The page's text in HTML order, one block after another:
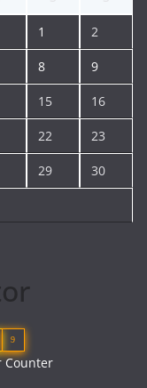
1 2
8 9
15 16
22 23
29 30
9
Counter